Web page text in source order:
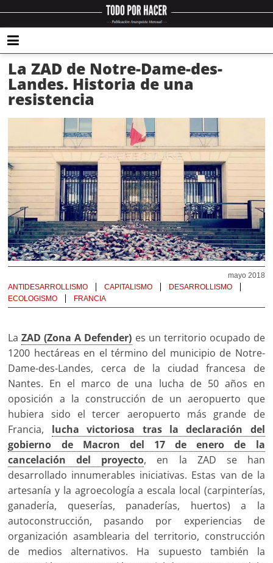
La ZAD de Notre-Dame-des-
Landes. Historia de una
resistencia
mayo 2018
ANTIDESARROLLISMO
CAPITALISMO
DESARROLLISMO
ECOLOGISMO
FRANCIA
LaZAD (Zona A Defender) es un territorio ocupado de
1200 hectáreas en el término del municipio de Notre-
Dame-des-Landes, cerca de la ciudad francesa de
Nantes. En el marco de una lucha de 50 años en
oposición a la construcción de un aeropuerto que
hubiera sido el tercer aeropuerto más grande de
Francia, lucha victoriosa tras la declaración del
gobierno de Macron del 17 de enero de la
cancelación del proyecto, en la ZAD se han
desarrollado innumerables iniciativas. Estas van de la
artesanía y la agroecología a escala local (carpinterías,
ganadería, queserías, panaderías, huertos) a la
autoconstrucción, pasando por experiencias de
organización asamblearia del territorio, construcción
de medios alternativos. Ha supuesto también la